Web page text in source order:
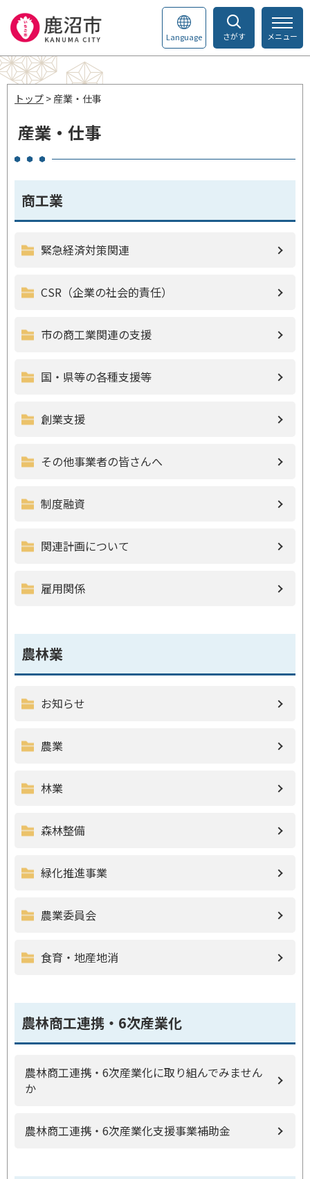
さがす
Language メニュー
トップ > 産業・仕事
産業・仕事
商工業
緊急経済対策関連
CSR（企業の社会的責任）
市の商工業関連の支援
国・県等の各種支援等
創業支援
その他事業者の皆さんへ
制度融資
関連計画について
雇用関係
農林業
お知らせ
農業
林業
森林整備
緑化推進事業
農業委員会
食育・地産地消
農林商工連携・6次産業化
農林商工連携・6次産業化に取り組んでみません
か
農林商工連携・6次産業化支援事業補助金